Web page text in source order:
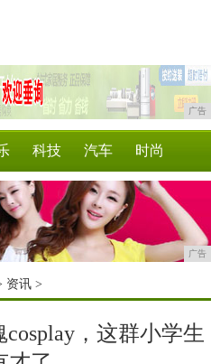
广告
科技 汽车 时尚
消费 购物
广告
资讯 >
，这群小学生